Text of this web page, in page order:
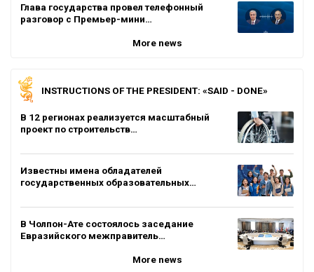
Глава государства провел телефонный
разговор с Премьер-мини…
More news
INSTRUCTIONS OF THE PRESIDENT: «SAID - DONE»
В 12 регионах реализуется масштабный
проект по строительств…
Известны имена обладателей
государственных образовательных…
В Чолпон-Ате состоялось заседание
Евразийского межправитель…
More news